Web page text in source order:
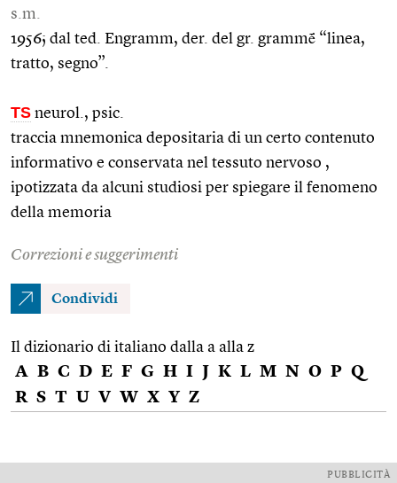
s.m.
1956; dal ted. Engramm, der. del gr. grammḗ “linea,
tratto, segno”.
TS neurol., psic.
traccia mnemonica depositaria di un certo contenuto
informativo e conservata nel tessuto nervoso ,
ipotizzata da alcuni studiosi per spiegare il fenomeno
della memoria
Correzioni e suggerimenti
Condividi
Il dizionario di italiano dalla a alla z
A B C D E F G H I J K L M N O P Q
R S T U V W X Y Z
PUBBLICITÀ